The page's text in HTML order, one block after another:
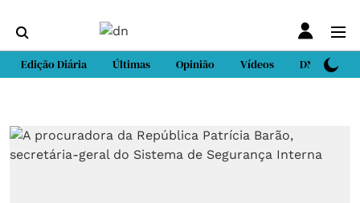
Edição Diária Últimas Opinião Vídeos DN Sport